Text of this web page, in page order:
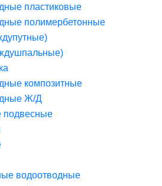
пластиковые
полимербетонные
композитные
Ж/Д
подвесные
водоотводные